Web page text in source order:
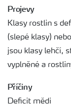
Projevy
Klasy rostlin s
(slepé klasy)
jsou klasy lehčí,
vyplněné a
Příčiny
Deficit mědi